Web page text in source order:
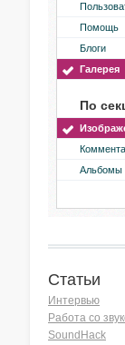
Помощь
Блоги
Галерея
По
Альбомы
Статьи
Интервью
Работа со
SoundHack